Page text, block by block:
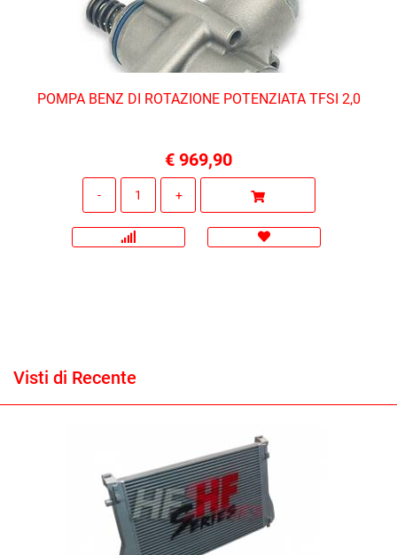
POMPA BENZ DI ROTAZIONE POTENZIATA TFSI 2,0
€ 969,90
Visti di Recente